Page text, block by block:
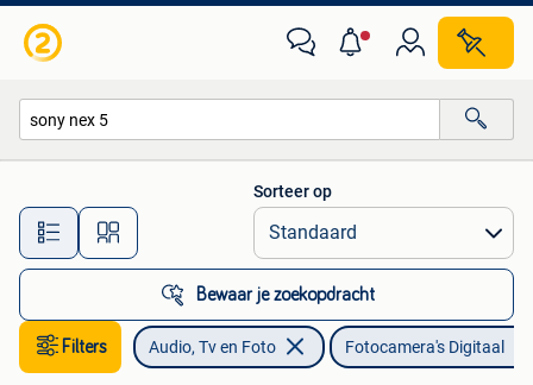
Alle afstanden…
Sorteer op
Bewaar je zoekopdracht
Filters Audio, Tv en Foto Fotocamera's Digitaal